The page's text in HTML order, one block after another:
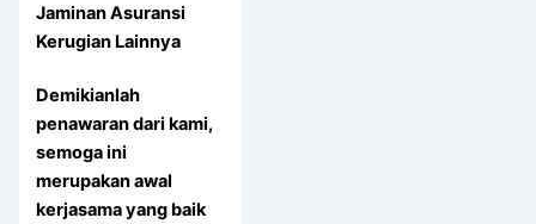
Jaminan Asuransi
Kerugian Lainnya
Demikianlah
penawaran dari kami,
semoga ini
merupakan awal
kerjasama yang baik